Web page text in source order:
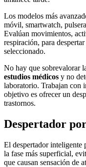
Los modelos más
móvil, smartwatch,
Evalúan movimientos,
respiración, para
seleccionado.
No hay que sobrevalorar
estudios médicos y no
laboratorio. Trabajan con
objetivo es ofrecer un
trastornos.
Despertador
El despertador inteligente
la fase más superficial,
que causan sensación de